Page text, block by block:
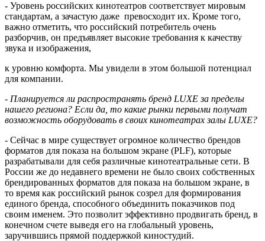
- Уровень российских кинотеатров соответствует мировым
стандартам, а зачастую даже превосходит их. Кроме того,
важно отметить, что российский потребитель очень
разборчив, он предъявляет высокие требования к качеству
звука и изображения,
к уровню комфорта. Мы увидели в этом большой потенциал
для компании.
- Планируется ли распространять бренд LUXEза пределы
нашего региона? Если да, то какие рынки первыми получат
возможность оборудовать в своих кинотеатрах залы LUXE?
- Сейчас в мире существует огромное количество брендов
форматов для показа на большом экране (PLF), которые
разрабатывали для себя различные кинотеатральные сети. В
России же до недавнего времени не было своих собственных
брендированных форматов для показа на большом экране, в
то время как российский рынок созрел для формирования
единого бренда, способного объединить показчиков под
своим именем. Это позволит эффективно продвигать бренд, в
конечном счете выведя его на глобальный уровень,
заручившись прямой поддержкой киностудий.